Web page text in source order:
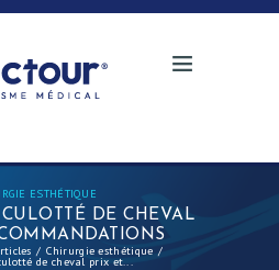
ESTHÉTIQUE
DE CHEVAL
Chirurgie esthétique
de cheval prix et...